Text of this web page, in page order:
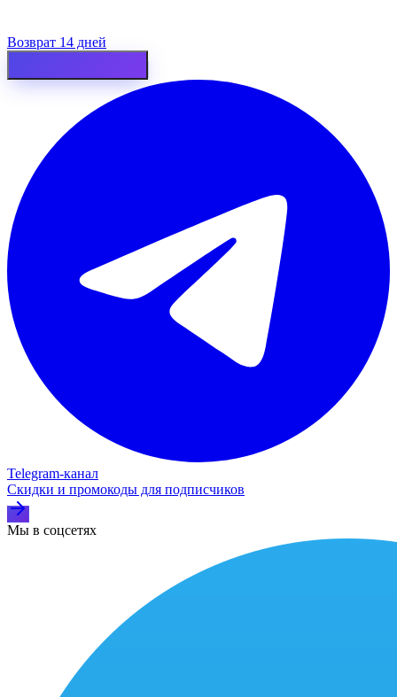
Возврат 14 дней
Telegram‑канал
Скидки и промокоды для подписчиков
Мы в соцсетях